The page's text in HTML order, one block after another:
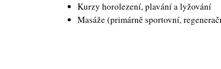
Kurzy horolezení, plavání a lyžování
Masáže (primárně sportovní,